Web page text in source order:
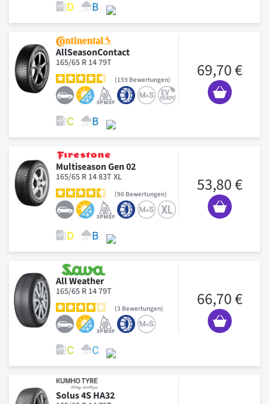
AllSeasonContact
165/65 R 14 79T
159 Bewertungen 69,70 €
Multiseason Gen 02
165/65 R 14 83T XL
90 Bewertungen 53,80 €
All Weather
165/65 R 14 79T
3 Bewertungen 66,70 €
Solus 4S HA32